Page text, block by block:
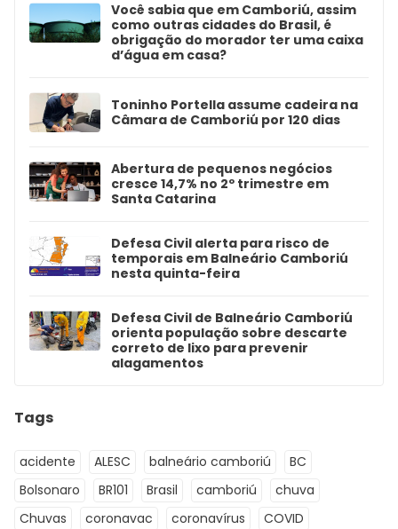
Você sabia que em Camboriú, assim
como outras cidades do Brasil, é
obrigação do morador ter uma caixa
d’água em casa?
Toninho Portella assume cadeira na
Câmara de Camboriú por 120 dias
Abertura de pequenos negócios
cresce 14,7% no 2º trimestre em
Santa Catarina
Defesa Civil alerta para risco de
temporais em Balneário Camboriú
nesta quinta-feira
Defesa Civil de Balneário Camboriú
orienta população sobre descarte
correto de lixo para prevenir
alagamentos
Tags
acidente ALESC balneário camboriú
BC
Bolsonaro
BR101 Brasil camboriú
chuva
Chuvas
coronavac coronavírus
COVID